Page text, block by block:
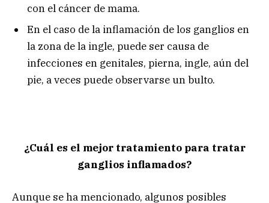
con el cáncer de mama.
En el caso de la inflamación de los ganglios en
la zona de la ingle, puede ser causa de
infecciones en genitales, pierna, ingle, aún del
pie, a veces puede observarse un bulto.
¿Cuál es el mejor tratamiento para tratar
ganglios inflamados?
Aunque se ha mencionado, algunos posibles